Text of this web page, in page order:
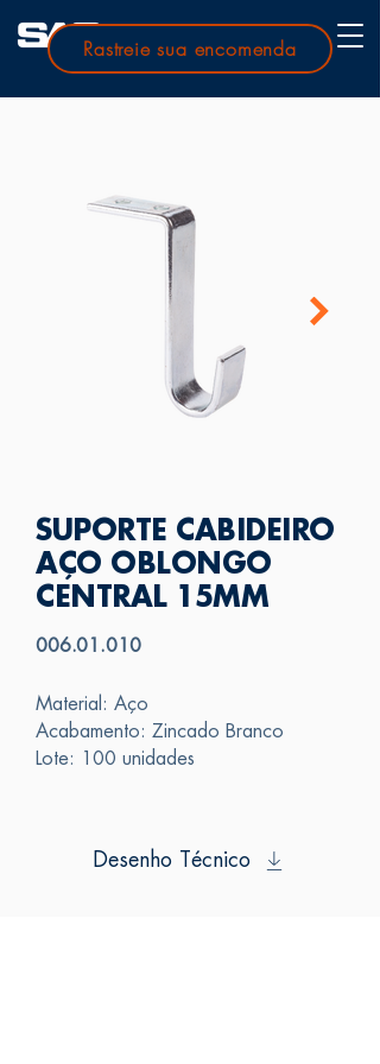
Rastreie sua encomenda
SUPORTE CABIDEIRO
AÇO OBLONGO
CENTRAL 15MM
006.01.010
Material: Aço
Acabamento: Zincado Branco
Lote: 100 unidades
Desenho Técnico